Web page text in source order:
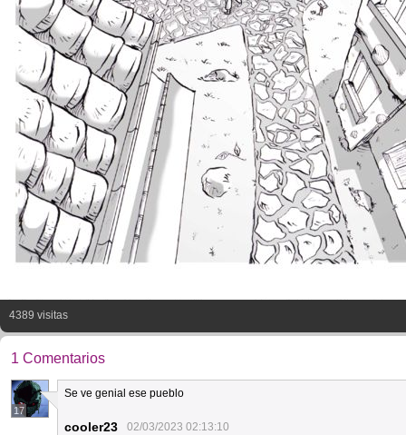
4389 visitas
1 Comentarios
17
Se ve genial ese pueblo
cooler23 02/03/2023 02:13:10